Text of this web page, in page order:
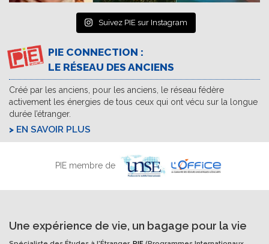
Suivez PIE sur Instagram
PIE CONNECTION :
LE RÉSEAU DES ANCIENS
Créé par les anciens, pour les anciens, le réseau fédère
activement les énergies de tous ceux qui ont vécu sur la longue
durée l’étranger.
EN SAVOIR PLUS
PIE membre de
Une expérience de vie, un bagage pour la vie